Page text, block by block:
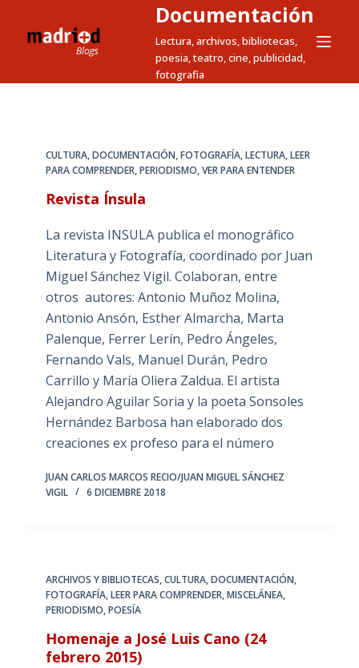
t
Documentación
Lectura, archivos, bibliotecas,
poesia, teatro, cine, publicidad,
fotografia
CULTURA,DOCUMENTACIÓN,FOTOGRAFÍA,LECTURA,LEER
PARA COMPRENDER,PERIODISMO,VER PARA ENTENDER
Revista Ínsula
La revista INSULA publica el monográfico
Literatura y Fotografía, coordinado por Juan
Miguel Sánchez Vigil. Colaboran, entre
otros autores: Antonio Muñoz Molina,
Antonio Ansón, Esther Almarcha, Marta
Palenque, Ferrer Lerín, Pedro Ángeles,
Fernando Vals, Manuel Durán, Pedro
Carrillo y María Oliera Zaldua. El artista
Alejandro Aguilar Soria y la poeta Sonsoles
Hernández Barbosa han elaborado dos
creaciones ex profeso para el número
JUAN CARLOS MARCOS RECIO/JUAN MIGUEL SÁNCHEZ
VIGIL
6 DICIEMBRE 2018
ARCHIVOS Y BIBLIOTECAS,CULTURA,DOCUMENTACIÓN,
FOTOGRAFÍA,LEER PARA COMPRENDER,MISCELÁNEA,
PERIODISMO,POESÍA
Homenaje a José Luis Cano (24
febrero 2015)